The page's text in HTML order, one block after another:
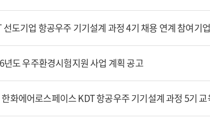
선도기업 항공우주 기기설계 과정 4기 채용 연계 참여기
년도 우주환경시험지원 사업 계획 공고
화에어로스페이스 KDT 항공우주 기기설계 과정 5기 교